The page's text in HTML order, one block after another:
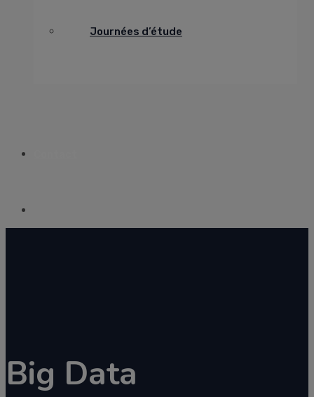
Journées d’étude
Big Data